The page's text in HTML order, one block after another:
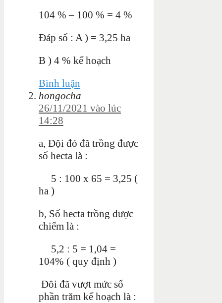
104 % – 100 % = 4 %
Đáp số : A ) = 3,25 ha
B ) 4 % kế hoạch
Bình luận
hongocha
26/11/2021 vào lúc
14:28
a, Đội đó đã trồng được
số hecta là :
5 : 100 x 65 = 3,25 (
ha )
b, Số hecta trồng được
chiếm là :
5,2 : 5 = 1,04 =
104% ( quy định )
Đôi đã vượt mức số
phần trăm kế hoạch là :